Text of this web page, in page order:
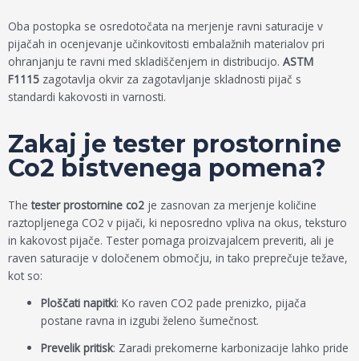
Oba postopka se osredotočata na merjenje ravni saturacije v
pijačah in ocenjevanje učinkovitosti embalažnih materialov pri
ohranjanju te ravni med skladiščenjem in distribucijo. ASTM
F1115 zagotavlja okvir za zagotavljanje skladnosti pijač s
standardi kakovosti in varnosti.
Zakaj je tester prostornine
Co2 bistvenega pomena?
Thetester prostornine co2 je zasnovan za merjenje količine
raztopljenega CO2 v pijači, ki neposredno vpliva na okus, teksturo
in kakovost pijače. Tester pomaga proizvajalcem preveriti, ali je
raven saturacije v določenem območju, in tako preprečuje težave,
kot so:
Ploščati napitki: Ko raven CO2 pade prenizko, pijača
postane ravna in izgubi želeno šumečnost.
Prevelik pritisk: Zaradi prekomerne karbonizacije lahko pride